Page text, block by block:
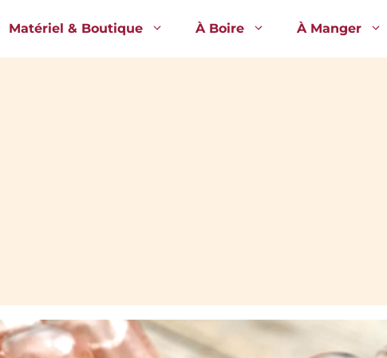
Matériel & Boutique À Boire À Manger